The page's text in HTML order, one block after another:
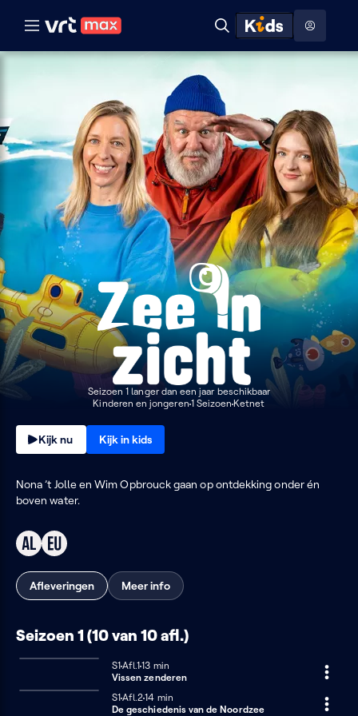
Naar hoofdinhoud Naar audiodescriptie Naar help
Hoog contrast modus
menu
Zoeken
ontdekken
Zee
in
zicht
Seizoen 1 langer dan een jaar beschikbaar
Kinderen en jongeren 1 SeizoenKetnet
Kijk nu Kijk in kids
Nona ’t Jolle en Wim Opbrouck gaan op ontdekking onder én
boven water.
Afleveringen Meer info
Seizoen 1 (10 van 10 afl.)
Seizoen 1
S1Afl.113 minuten
13 min
Vissen zenderen
Seizoen 1
S1Afl.214 minuten
14 min
De geschiedenis van de Noordzee